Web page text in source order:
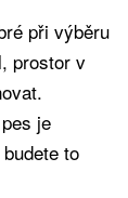
při výběru
prostor v
je
to